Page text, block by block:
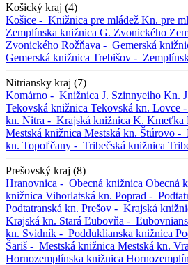
Košický kraj (4)
Košice - Knižnica pre mládež Kn. pre
Zemplínska knižnica G. Zvonického
Zvonického Rožňava - Gemerská
Gemerská knižnica Trebišov -
Nitriansky kraj (7)
Komárno - Knižnica J. Szinnyeiho Kn.
Tekovská knižnica Tekovská kn. Lovce -
kn. Nitra - Krajská knižnica K. Kmeťka
Mestská knižnica Mestská kn. Štúrovo -
kn. Topoľčany - Tribečská knižnica
Prešovský kraj (8)
Hranovnica - Obecná knižnica Obecná
knižnica Vihorlatská kn. Poprad -
Podtatranská kn. Prešov - Krajská
Krajská kn. Stará Ľubovňa -
kn. Svidník - Podduklianska knižnica
Šariš - Mestská knižnica Mestská kn.
Hornozemplínska knižnica